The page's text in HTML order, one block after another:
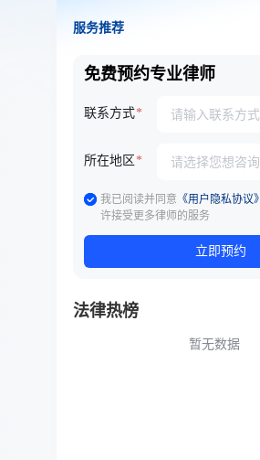
服务推荐
免费预约专业律师
联系方式
所在地区
我已阅读并同意 《用户隐私协议》
许接受更多律师的服务
立即预约
法律热榜
暂无数据